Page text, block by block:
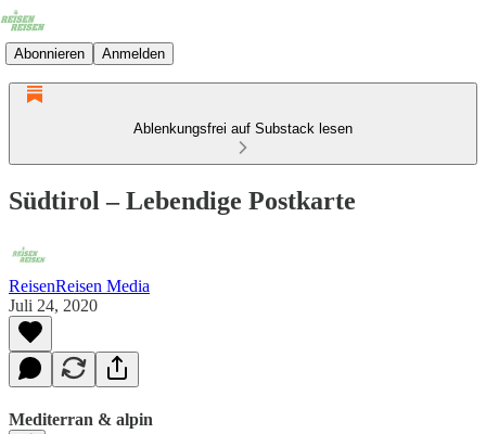
Abonnieren Anmelden
Ablenkungsfrei auf Substack lesen
Südtirol – Lebendige Postkarte
ReisenReisen Media
Juli 24, 2020
Mediterran & alpin